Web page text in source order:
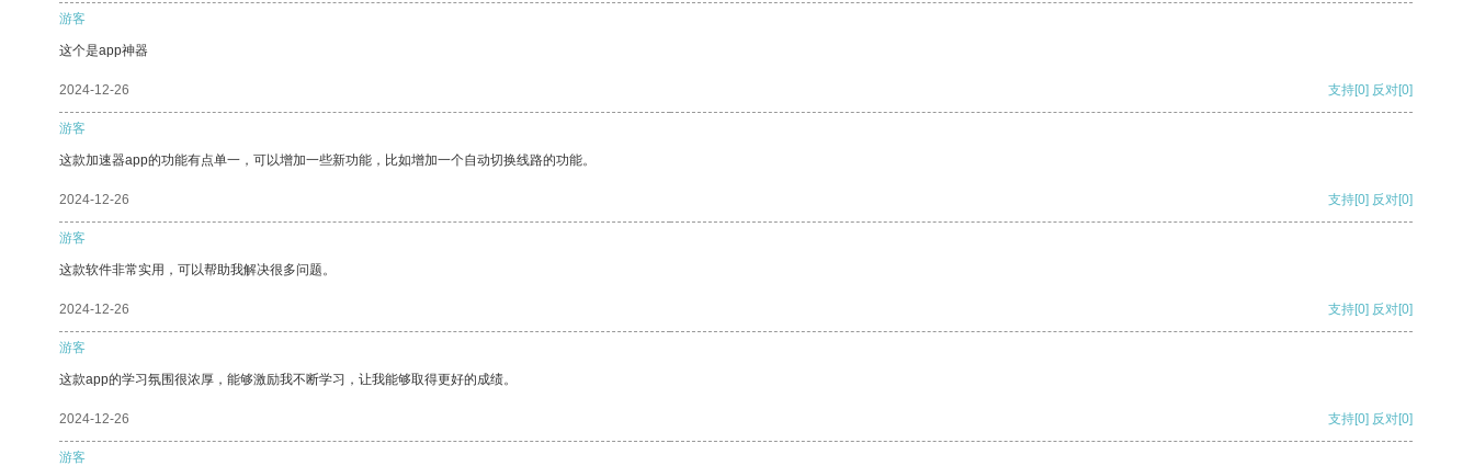
游客
这个是app神器
2024-12-26 支持[0] 反对[0]
游客
这款加速器app的功能有点单一，可以增加一些新功能，比如增加一个自动切换线路的功能。
2024-12-26 支持[0] 反对[0]
游客
这款软件非常实用，可以帮助我解决很多问题。
2024-12-26 支持[0] 反对[0]
游客
这款app的学习氛围很浓厚，能够激励我不断学习，让我能够取得更好的成绩。
2024-12-26 支持[0] 反对[0]
游客